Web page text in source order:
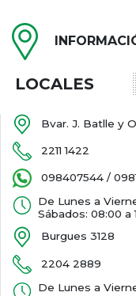
LOCALES
Bvar. J. Batlle y
2211 1422
098407544 /
De Lunes a
Sábados: 08:00 a
Burgues 3128
2204 2889
De Lunes a